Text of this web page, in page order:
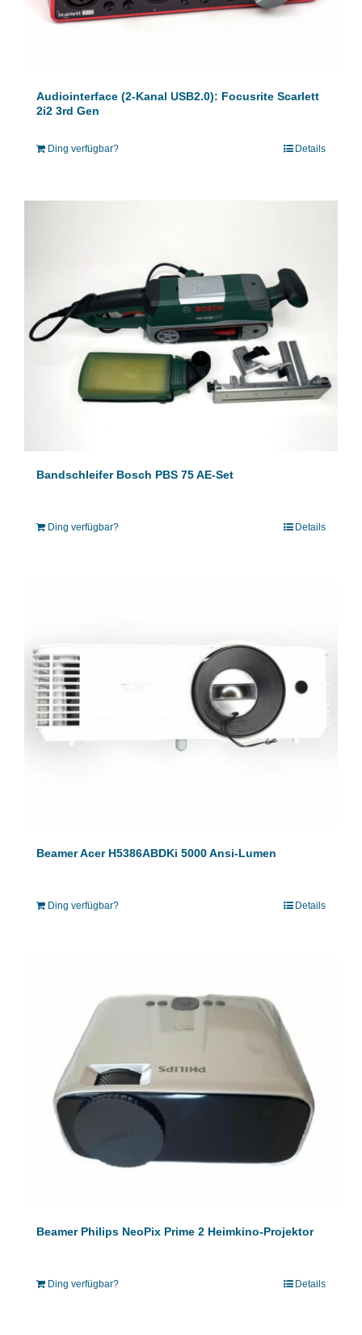
Audiointerface (2-Kanal USB2.0): Focusrite Scarlett
2i2 3rd Gen
Ding verfügbar? Details
Bandschleifer Bosch PBS 75 AE-Set
Ding verfügbar? Details
Beamer Acer H5386ABDKi 5000 Ansi-Lumen
Ding verfügbar? Details
Beamer Philips NeoPix Prime 2 Heimkino-Projektor
Ding verfügbar? Details